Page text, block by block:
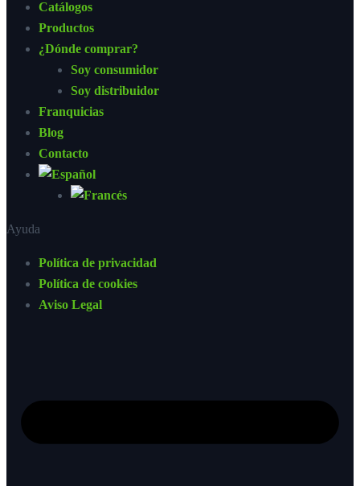
Catálogos
Productos
¿Dónde comprar?
Soy consumidor
Soy distribuidor
Franquicias
Blog
Contacto
Ayuda
Política de privacidad
Política de cookies
Aviso Legal